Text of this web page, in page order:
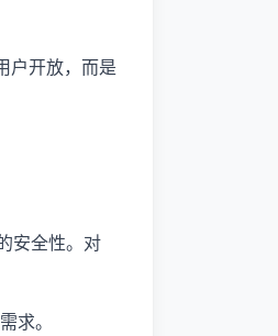
户开放，而是
安全性。对
求。